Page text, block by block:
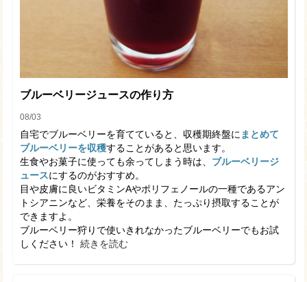
ブルーベリージュースの作り方
08/03
自宅でブルーベリーを育てていると、収穫期終盤にまとめて
ブルーベリーを収穫することがあると思います。
生食やお菓子に使っても余ってしまう時は、 ブルーベリージ
ュースにするのがおすすめ。
目や皮膚に良いビタミンAやポリフェノールの一種であるアン
トシアニンなど、栄養をそのまま、たっぷり摂取することが
できますよ。
ブルーベリー狩りで使いきれなかったブルーベリーでもお試
しください！ 続きを読む